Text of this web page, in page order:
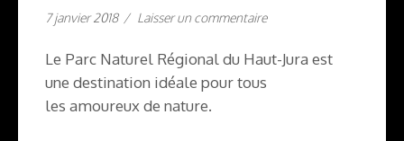
7 janvier 2018 / Laisser un commentaire
Le Parc Naturel Régional du Haut-Jura est
une destination idéale pour tous
les amoureux de nature.